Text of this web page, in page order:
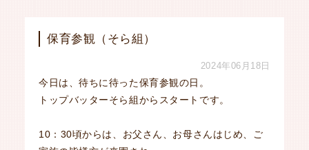
保育参観（そら組）
2024年06月18日
今日は、待ちに待った保育参観の日。
トップバッターそら組からスタートです。
10：30頃からは、お父さん、お母さんはじめ、ご